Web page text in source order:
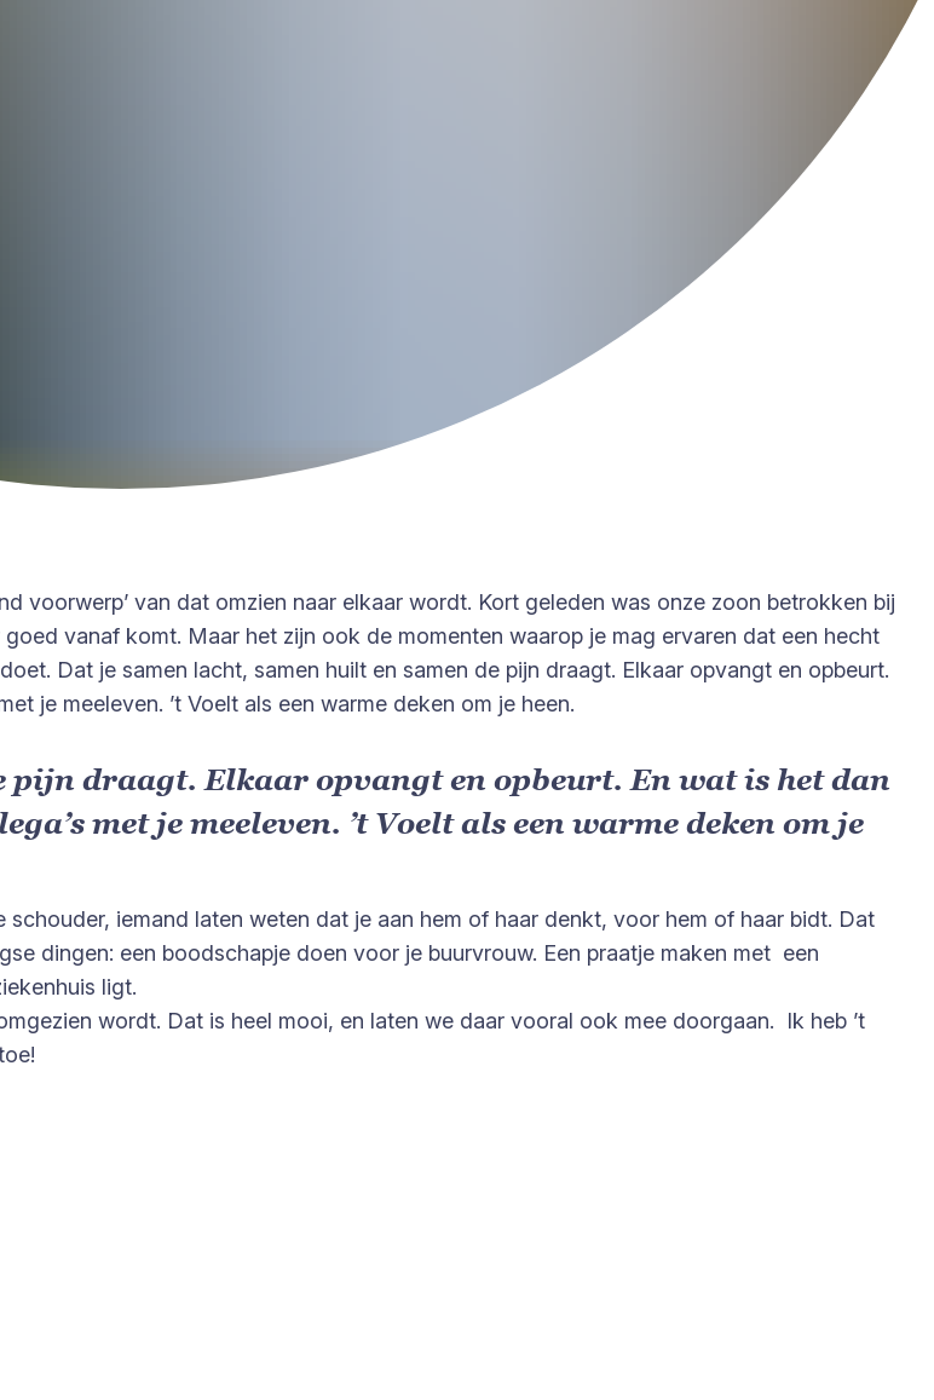
voorwerp’ van dat omzien naar elkaar wordt. Kort geleden was onze zoon betrokken bij
vanaf komt. Maar het zijn ook de momenten waarop je mag ervaren dat een hecht
Dat je samen lacht, samen huilt en samen de pijn draagt. Elkaar opvangt en opbeurt.
je meeleven. ’t Voelt als een warme deken om je heen.
pijn draagt. Elkaar opvangt en opbeurt. En wat is het dan
met je meeleven. ’t Voelt als een warme deken om je
iemand laten weten dat je aan hem of haar denkt, voor hem of haar bidt. Dat
dingen: een boodschapje doen voor je buurvrouw. Een praatje maken met een
ligt.
wordt. Dat is heel mooi, en laten we daar vooral ook mee doorgaan. Ik heb ’t